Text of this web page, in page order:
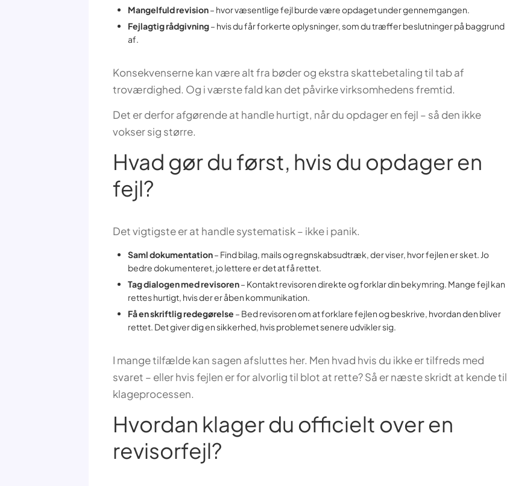
Mangelfuld revision– hvor væsentlige fejl burde være opdaget under gennemgangen.
Fejlagtig rådgivning– hvis du får forkerte oplysninger, som du træffer beslutninger på baggrund
af.
Konsekvenserne kan være alt fra bøder og ekstra skattebetaling til tab af
troværdighed. Og i værste fald kan det påvirke virksomhedens fremtid.
Det er derfor afgørende at handle hurtigt, når du opdager en fejl – så den ikke
vokser sig større.
Hvad gør du først, hvis du opdager en
fejl?
Det vigtigste er at handle systematisk – ikke i panik.
Saml dokumentation– Find bilag, mails og regnskabsudtræk, der viser, hvor fejlen er sket. Jo
bedre dokumenteret, jo lettere er det at få rettet.
Tag dialogen med revisoren– Kontakt revisoren direkte og forklar din bekymring. Mange fejl kan
rettes hurtigt, hvis der er åben kommunikation.
Få en skriftlig redegørelse – Bed revisoren om at forklare fejlen og beskrive, hvordan den bliver
rettet. Det giver dig en sikkerhed, hvis problemet senere udvikler sig.
I mange tilfælde kan sagen afsluttes her. Men hvad hvis du ikke er tilfreds med
svaret – eller hvis fejlen er for alvorlig til blot at rette? Så er næste skridt at kende til
klageprocessen.
Hvordan klager du officielt over en
revisorfejl?